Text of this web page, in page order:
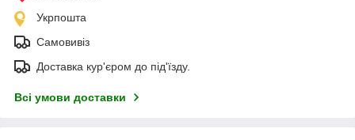
Укрпошта
Самовивіз
Доставка кур'єром до під'їзду.
Всі умови доставки